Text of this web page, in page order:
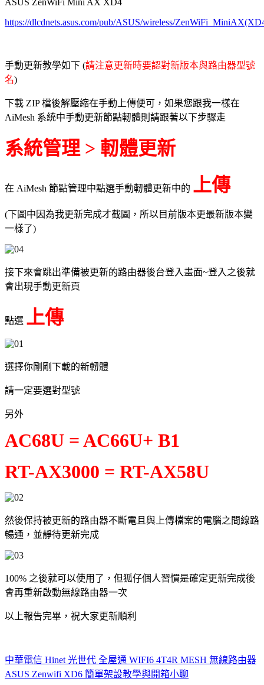
https://dlcdnets.asus.com/pub/ASUS/wireless/
手動更新教學如下 (請注意更新時要認對新版本與路由器型號
名)
下載 ZIP 檔後解壓縮在手動上傳便可，如果您跟我一樣在
AiMesh 系統中手動更新節點軔體則請跟著以下步驟走
系統管理 > 軔體更新
在 AiMesh 節點管理中點選手動軔體更新中的 上傳
(下圖中因為我更新完成才截圖，所以目前版本更最新版本變
一樣了)
接下來會跳出準備被更新的路由器後台登入畫面~登入之後就
會出現手動更新頁
點選 上傳
選擇你剛剛下載的新軔體
請一定要選對型號
另外
AC68U = AC66U+ B1
RT-AX3000 = RT-AX58U
然後保持被更新的路由器不斷電且與上傳檔案的電腦之間線路
暢通，並靜待更新完成
100% 之後就可以使用了，但狐仔個人習慣是確定更新完成後
會再重新啟動無線路由器一次
以上報告完畢，祝大家更新順利
中華電信 Hinet 光世代 全屋通 WIFI6 4T4R MESH 無線路由器
ASUS Zenwifi XD6 簡單架設教學與開箱小聊